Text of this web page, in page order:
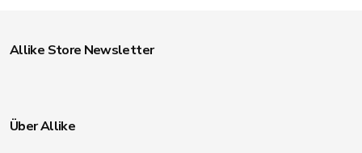
Allike Store Newsletter
Über Allike